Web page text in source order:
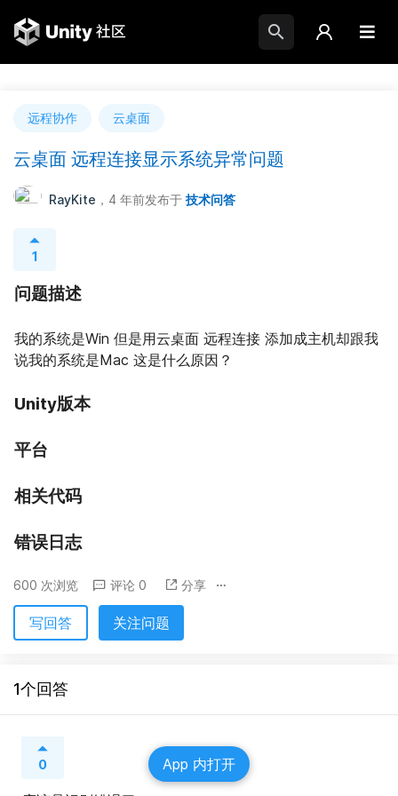
远程协作 云桌面
云桌面 远程连接显示系统异常问题
RayKite ，4 年前发布于 技术问答
1
问题描述
我的系统是Win 但是用云桌面 远程连接 添加成主机却跟我
说我的系统是Mac 这是什么原因？
Unity版本
平台
相关代码
错误日志
600 次浏览 评论 0 分享
写回答 关注问题
1个回答
0 App 内打开